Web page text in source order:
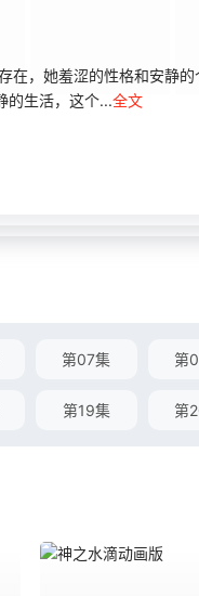
，她羞涩的性格和安静的
的生活，这个...全文
第07集 第
第19集 第